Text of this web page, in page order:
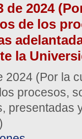
de 2024
de los
la
2024 (Por la
procesos,
presentadas